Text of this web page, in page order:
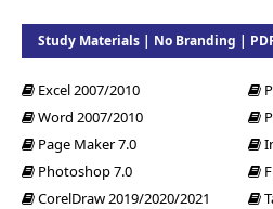
Study Materials | No Branding |
Excel 2007/2010
Word 2007/2010
Page Maker 7.0
Photoshop 7.0
CorelDraw 2019/2020/2021